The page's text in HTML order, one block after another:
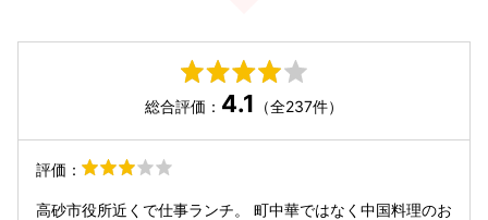
総合評価： 4.1 （全237件）
評価：
高砂市役所近くで仕事ランチ。 町中華ではなく中国料理のお